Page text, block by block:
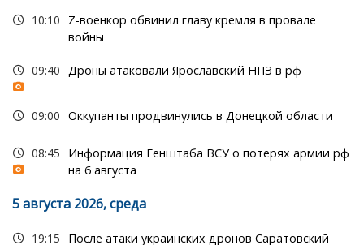
10:10
Z-военкор обвинил главу кремля в провале
войны
09:40 Дроны атаковали Ярославский НПЗ в рф
09:00 Оккупанты продвинулись в Донецкой области
08:45
Информация Генштаба ВСУ о потерях армии рф
на 6 августа
5 августа 2026, среда
19:15
После атаки украинских дронов Саратовский